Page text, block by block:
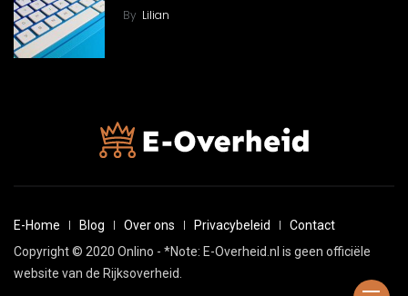
By Lilian
E-Home Blog Over ons Privacybeleid
Contact
Copyright © 2020 Onlino - *Note: E-Overheid.nl is geen officiële
website van de Rijksoverheid.